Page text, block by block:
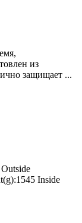
из
защищает ...
Inside